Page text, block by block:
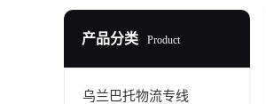
产品分类 Product
乌兰巴托物流专线